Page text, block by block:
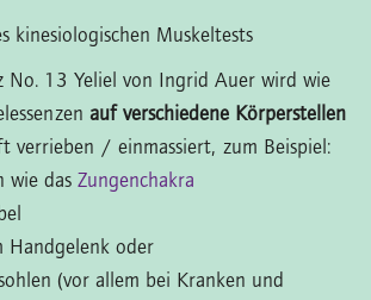
kinesiologischen Muskeltests
No. 13 Yeliel von Ingrid Auer wird wie
auf verschiedene Körperstellen
verrieben / einmassiert, zum Beispiel:
wie das Zungenchakra
Handgelenk oder
(vor allem bei Kranken und